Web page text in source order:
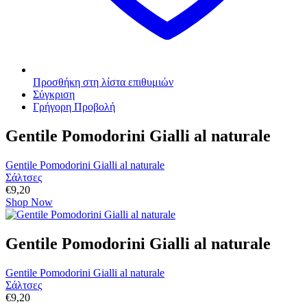
Προσθήκη στη λίστα επιθυμιών
Σύγκριση
Γρήγορη Προβολή
Gentile Pomodorini Gialli al naturale
Gentile Pomodorini Gialli al naturale
Σάλτσες
€9,20
Shop Now
Gentile Pomodorini Gialli al naturale
Gentile Pomodorini Gialli al naturale
Σάλτσες
€9,20